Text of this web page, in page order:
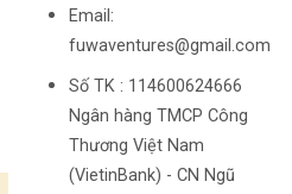
Email:
fuwaventures@gmail.com
Số TK : 114600624666
Ngân hàng TMCP Công
Thương Việt Nam
(VietinBank) - CN Ngũ